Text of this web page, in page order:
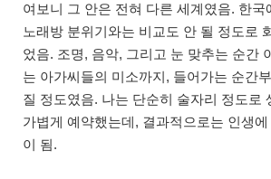
여보니 그 안은 전혀 다른 세계였음. 한국
노래방 분위기와는 비교도 안 될 정도로
었음. 조명, 음악, 그리고 눈 맞추는 순간
는 아가씨들의 미소까지, 들어가는 순간
질 정도였음. 나는 단순히 술자리 정도로
가볍게 예약했는데, 결과적으로는 인생
이 됨.